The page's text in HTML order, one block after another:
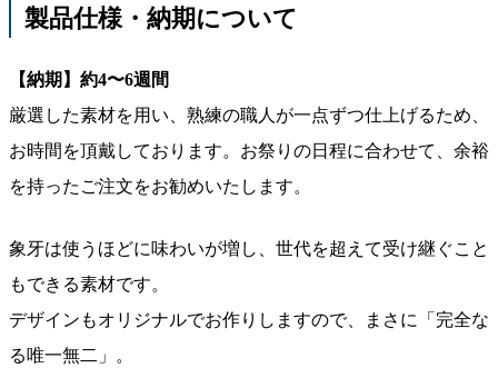
製品仕様・納期について
【納期】約4〜6週間
厳選した素材を用い、熟練の職人が一点ずつ仕上げるため、
お時間を頂戴しております。お祭りの日程に合わせて、余裕
を持ったご注文をお勧めいたします。
象牙は使うほどに味わいが増し、世代を超えて受け継ぐこと
もできる素材です。
デザインもオリジナルでお作りしますので、まさに「完全な
る唯一無二」。